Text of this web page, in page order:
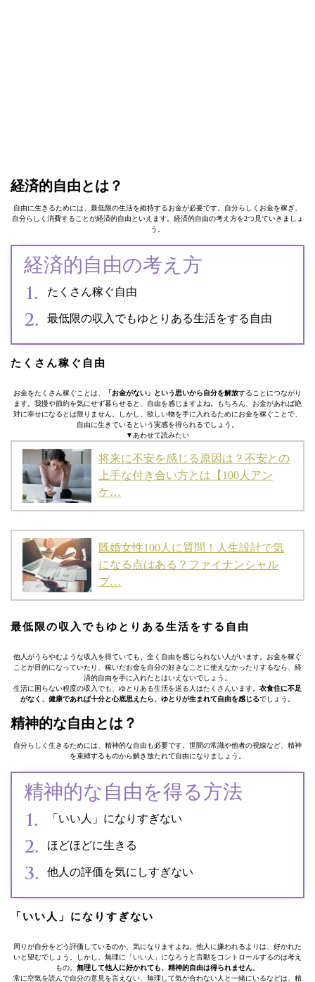
経済的自由とは？
自由に生きるためには、最低限の生活を維持するお金が必要です。自分らしくお金を稼ぎ、
自分らしく消費することが経済的自由といえます。経済的自由の考え方を2つ見ていきましょ
う。
経済的自由の考え方
たくさん稼ぐ自由
最低限の収入でもゆとりある生活をする自由
たくさん稼ぐ自由
お金をたくさん稼ぐことは、 「お金がない」という思いから自分を解放することにつながり
ます。我慢や節約を気にせず暮らせると、自由を感じますよね。もちろん、お金があれば絶
対に幸せになるとは限りません。しかし、欲しい物を手に入れるためにお金を稼ぐことで、
自由に生きているという実感を得られるでしょう。
▼あわせて読みたい
将来に不安を感じる原因は？不安との
上手な付き合い方とは【100人アン
ケ…
既婚女性100人に質問！人生設計で気
になる点はある？ファイナンシャル
プ…
最低限の収入でもゆとりある生活をする自由
他人がうらやむような収入を得ていても、全く自由を感じられない人がいます。お金を稼ぐ
ことが目的になっていたり、稼いだお金を自分の好きなことに使えなかったりするなら、経
済的自由を手に入れたとはいえないでしょう。
生活に困らない程度の収入でも、ゆとりある生活を送る人はたくさんいます。 衣食住に不足
がなく、健康であれば十分と心底思えたら、ゆとりが生まれて自由を感じるでしょう。
精神的な自由とは？
自分らしく生きるためには、精神的な自由も必要です。世間の常識や他者の視線など、精神
を束縛するものから解き放たれて自由になりましょう。
精神的な自由を得る方法
「いい人」になりすぎない
ほどほどに生きる
他人の評価を気にしすぎない
「いい人」になりすぎない
周りが自分をどう評価しているのか、気になりますよね。他人に嫌われるよりは、好かれた
いと望むでしょう。しかし、無理に「いい人」になろうと言動をコントロールするのは考え
もの。 無理して他人に好かれても、精神的自由は得られません
常に空気を読んで自分の意見を言えない、無理して気が合わない人と一緒にいるなどは、精